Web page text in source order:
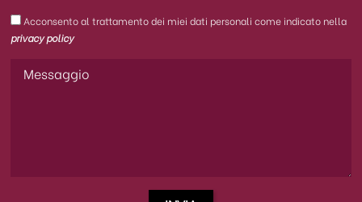
Acconsento al trattamento dei miei dati personali come indicato nella
privacy policy